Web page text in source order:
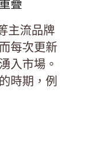
疊
主流品牌
而每次更新
入市場。
時期，例